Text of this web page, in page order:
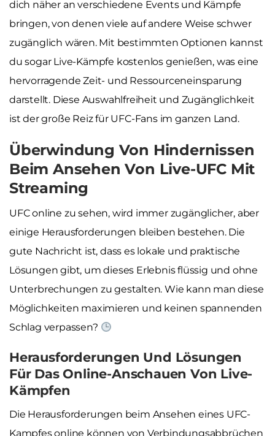
dich näher an verschiedene Events und Kämpfe
bringen, von denen viele auf andere Weise schwer
zugänglich wären. Mit bestimmten Optionen kannst
du sogar Live-Kämpfe kostenlos genießen, was eine
hervorragende Zeit- und Ressourceneinsparung
darstellt. Diese Auswahlfreiheit und Zugänglichkeit
ist der große Reiz für UFC-Fans im ganzen Land.
Überwindung Von Hindernissen
Beim Ansehen Von Live-UFC Mit
Streaming
UFC online zu sehen, wird immer zugänglicher, aber
einige Herausforderungen bleiben bestehen. Die
gute Nachricht ist, dass es lokale und praktische
Lösungen gibt, um dieses Erlebnis flüssig und ohne
Unterbrechungen zu gestalten. Wie kann man diese
Möglichkeiten maximieren und keinen spannenden
Schlag verpassen?
Herausforderungen Und Lösungen
Für Das Online-Anschauen Von Live-
Kämpfen
Die Herausforderungen beim Ansehen eines UFC-
Kampfes online können von Verbindungsabbrüchen